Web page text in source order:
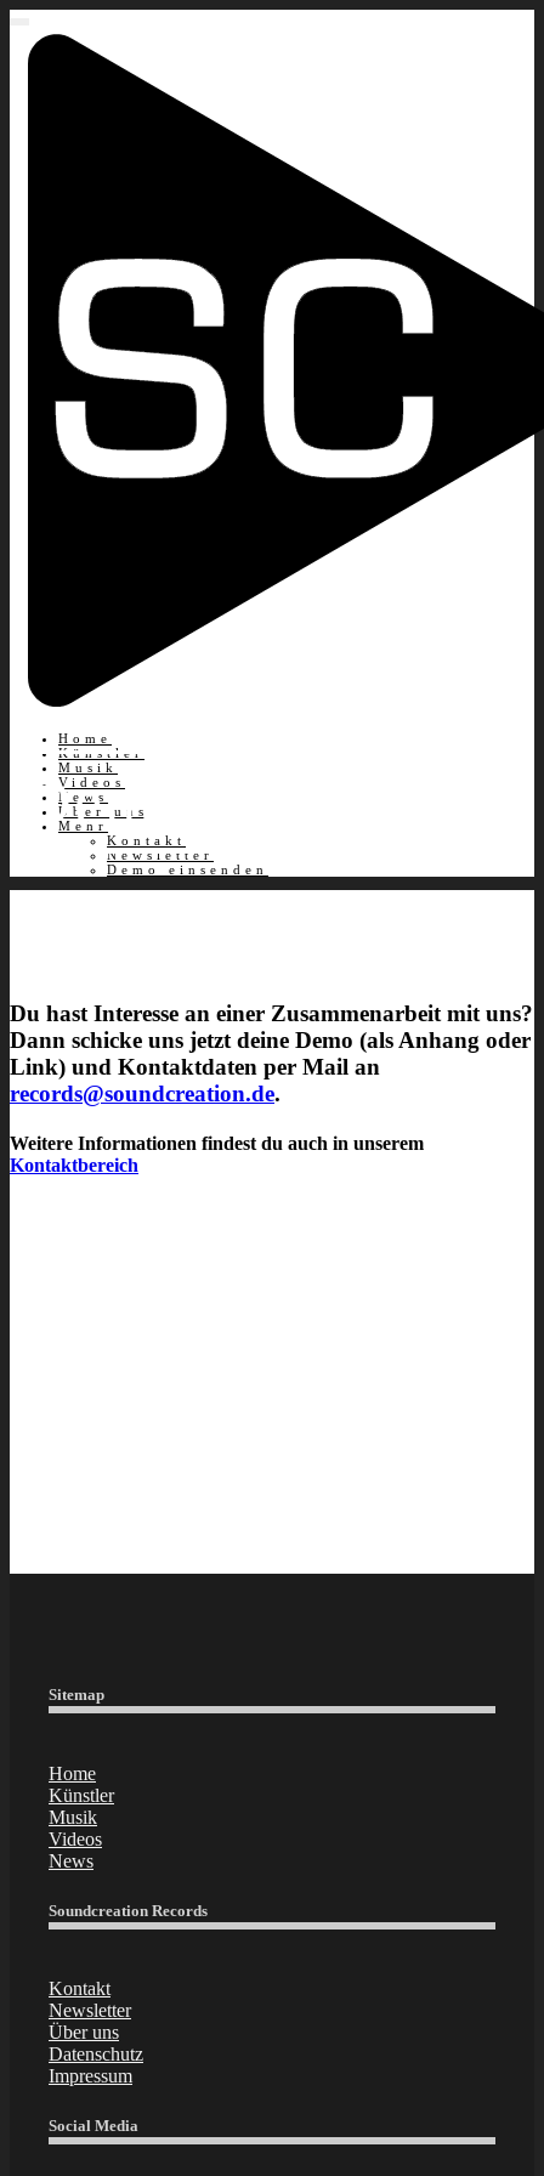
Home
Künstler
Musik
Videos
News
Über uns
Mehr
Kontakt
Newsletter
Demo einsenden
Demo einsenden
Du hast Interesse an einer Zusammenarbeit mit uns?
Dann schicke uns jetzt deine Demo (als Anhang oder
Link) und Kontaktdaten per Mail an
records@soundcreation.de.
Weitere Informationen findest du auch in unserem
Kontaktbereich
Sitemap
Home
Künstler
Musik
Videos
News
Soundcreation Records
Kontakt
Newsletter
Über uns
Datenschutz
Impressum
Social Media